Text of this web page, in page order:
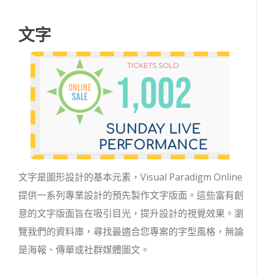
文字
文字是圖形設計的基本元素，Visual Paradigm Online
提供一系列專業設計的預先製作文字版面。這些富有創
意的文字版面旨在吸引目光，提升設計的視覺效果。瀏
覽我們的資料庫，尋找最適合您專案的字型風格，無論
是海報、傳單或社群媒體圖文。